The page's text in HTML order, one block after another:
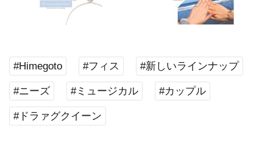
#Himegoto #フィス #新しいラインナップ
#ニーズ #ミュージカル #カップル
#ドラァグクイーン